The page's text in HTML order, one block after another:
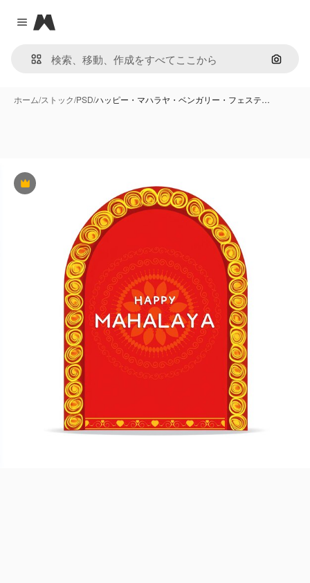
Close menu
Magnific
画像で
ホーム/ストック/PSD/ハッピー・マハラヤ・ベンガリー・フェステ…
Premium